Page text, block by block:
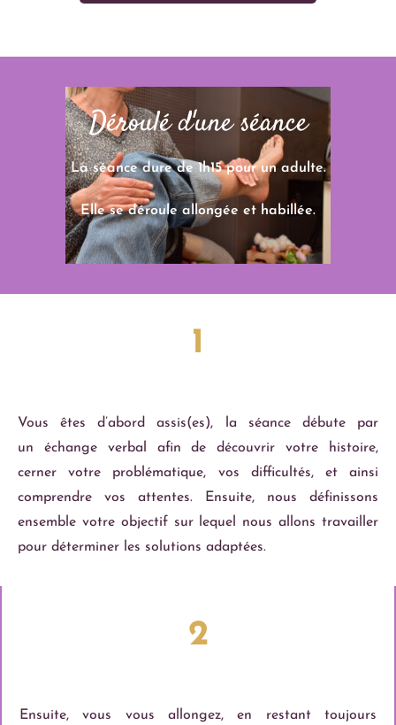
Déroulé d'une séance
La séance dure de 1h15 pour un adulte.
Elle se déroule allongée et habillée.
1
Vous êtes d’abord assis(es), la séance débute par
un échange verbal afin de découvrir votre histoire,
cerner votre problématique, vos difficultés, et ainsi
comprendre vos attentes. Ensuite, nous définissons
ensemble votre objectif sur lequel nous allons travailler
pour déterminer les solutions adaptées.
2
Ensuite, vous vous allongez, en restant toujours